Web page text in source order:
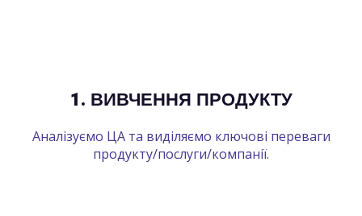
1. ВИВЧЕННЯ ПРОДУКТУ
Аналізуємо ЦА та виділяємо ключові переваги
продукту/послуги/компанії.